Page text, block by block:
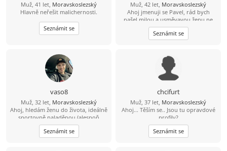
Muž, 41 let, Moravskoslezský
Hlavně neřešit malichernosti.
Seznámit se
Muž, 42 let, Moravskoslezský
Ahoj jmenuji se Pavel, rád bych
našel milou a usměvavou ženu ne
jen na pokec ale pokud možno i na
vážný vztah mezi 26 a 49 lety, pokud
budeš chtít ozvi se, budu moc rád
Seznámit se
vaso8
Muž, 32 let, Moravskoslezský
Ahoj, hledám ženu do života, ideálně
sportovně naladěnou (alespoň
trošičku) :D která ví co chce od
života a bude ve vztahu pro mě ,
stejně jako já pro ni :) Jinak jsem
Seznámit se
chcifurt
Muž, 37 let, Moravskoslezský
Ahoj... Těším se.. Jsou tu opravdové
profily?
Seznámit se